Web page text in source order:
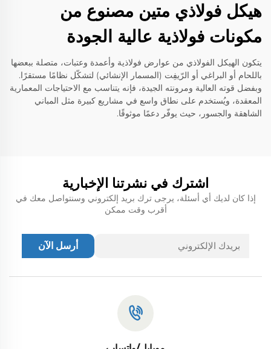
هيكل فولاذي متين مصنوع من
مكونات فولاذية عالية الجودة
يتكون الهيكل الفولاذي من عوارض فولاذية وأعمدة وعتبات، متصلة ببعضها
باللحام أو البراغي أو الرّيفِت (المسمار الإنشائي) لتشكّل نظامًا مستقرًا.
وبفضل قوته العالية ومرونته الجيدة، فإنه يتناسب مع الاحتياجات المعمارية
المعقدة، ويُستخدم على نطاق واسع في مشاريع كبيرة مثل المباني
الشاهقة والجسور، حيث يوفّر دعمًا موثوقًا.
اشترك في نشرتنا الإخبارية
إذا كان لديك أي أسئلة، يرجى ترك بريد إلكتروني وسنتواصل معك في
أقرب وقت ممكن
أرسل الآن